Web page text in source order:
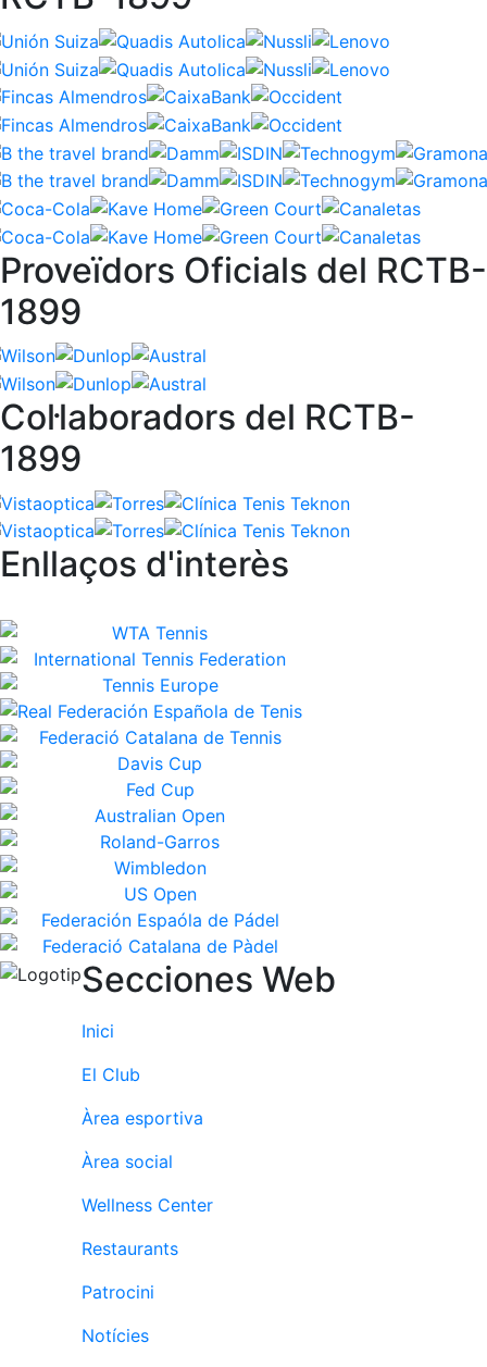
Proveïdors Oficials del RCTB-
1899
Col·laboradors del RCTB-
1899
Enllaços d'interès
Secciones Web
Inici
El Club
Àrea esportiva
Àrea social
Wellness Center
Restaurants
Patrocini
Notícies